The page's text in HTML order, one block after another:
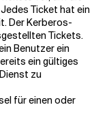
Ticket hat ein
Der Kerberos-
Tickets.
Benutzer ein
ein gültiges
zu
für einen oder